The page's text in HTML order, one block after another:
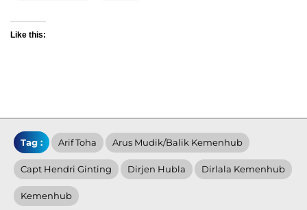
Like this:
Tag : Arif Toha Arus Mudik/Balik Kemenhub
Capt Hendri Ginting Dirjen Hubla Dirlala Kemenhub
Kemenhub